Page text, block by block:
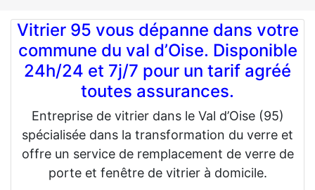
Vitrier 95 vous dépanne dans votre
commune du val d’Oise. Disponible
24h/24 et 7j/7 pour un tarif agréé
toutes assurances.
Entreprise de vitrier dans le Val d’Oise (95)
spécialisée dans la transformation du verre et
offre un service de remplacement de verre de
porte et fenêtre de vitrier à domicile.